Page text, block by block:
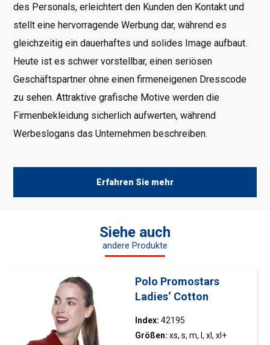
des Personals, erleichtert den Kunden den Kontakt und
stellt eine hervorragende Werbung dar, während es
gleichzeitig ein dauerhaftes und solides Image aufbaut.
Heute ist es schwer vorstellbar, einen seriösen
Geschäftspartner ohne einen firmeneigenen Dresscode
zu sehen. Attraktive grafische Motive werden die
Firmenbekleidung sicherlich aufwerten, während
Werbeslogans das Unternehmen beschreiben.
Erfahren Sie mehr
Siehe auch
andere Produkte
Polo Promostars
Ladies‘ Cotton
Index: 42195
Größen: xs, s, m, l, xl, xl+